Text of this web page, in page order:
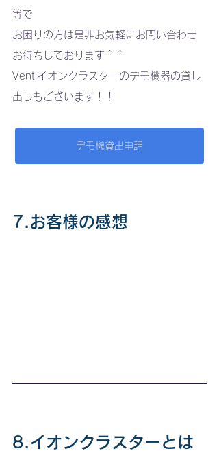
等で
お困りの方は是非お気軽にお問い合わせ
お待ちしております＾＾
Ventiイオンクラスターのデモ機器の貸し
出しもございます！！
デモ機貸出申請
7.お客様の感想
8.イオンクラスターとは